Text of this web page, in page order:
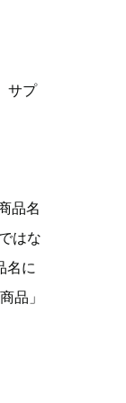
サプ
品名
はな
名に
品」